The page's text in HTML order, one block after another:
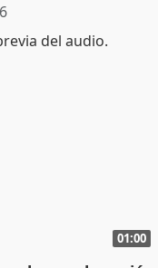
01:00